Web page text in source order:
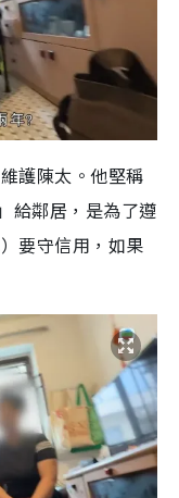
護陳太。他堅稱
給鄰居，是為了遵
要守信用，如果